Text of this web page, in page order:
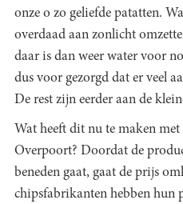
onze o zo geliefde patatten.
overdaad aan zonlicht
daar is dan weer water voor
dus voor gezorgd dat er veel
De rest zijn eerder aan de
Wat heeft dit nu te maken
Overpoort? Doordat de
beneden gaat, gaat de prijs
chipsfabrikanten hebben hun